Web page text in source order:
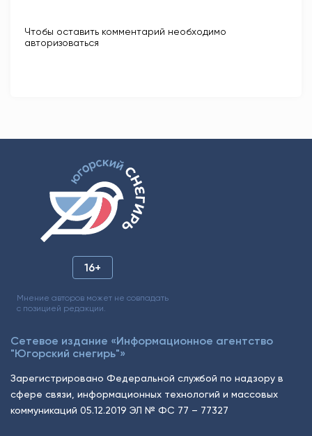
Чтобы оставить комментарий необходимо
авторизоваться
16+
Мнение авторов может не совпадать
с позицией редакции.
Сетевое издание «Информационное агентство
"Югорский снегирь"»
Зарегистрировано Федеральной службой по надзору в
сфере связи, информационных технологий и массовых
коммуникаций 05.12.2019 ЭЛ № ФС 77 – 77327